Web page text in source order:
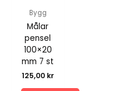
Bygg
Målar
pensel
100×20
mm 7 st
125,00 kr